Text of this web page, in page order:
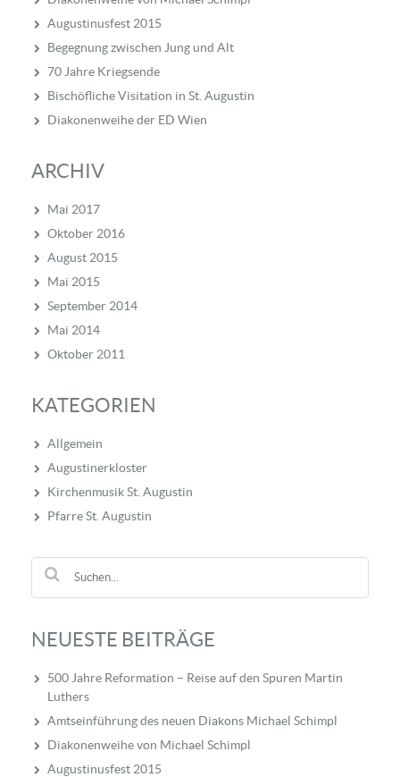
Augustinusfest 2015
Begegnung zwischen Jung und Alt
70 Jahre Kriegsende
Bischöfliche Visitation in St. Augustin
Diakonenweihe der ED Wien
ARCHIV
Mai 2017
Oktober 2016
August 2015
Mai 2015
September 2014
Mai 2014
Oktober 2011
KATEGORIEN
Allgemein
Augustinerkloster
Kirchenmusik St. Augustin
Pfarre St. Augustin
NEUESTE BEITRÄGE
500 Jahre Reformation – Reise auf den Spuren Martin
Luthers
Amtseinführung des neuen Diakons Michael Schimpl
Diakonenweihe von Michael Schimpl
Augustinusfest 2015